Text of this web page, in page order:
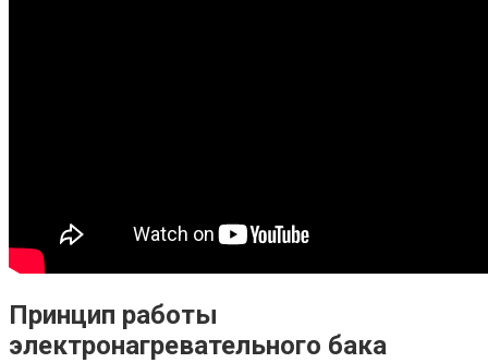
Принцип работы
электронагревательного бака